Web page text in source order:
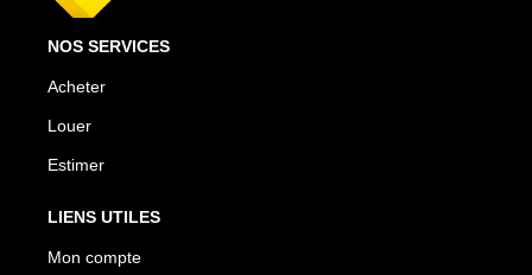
NOS SERVICES
Acheter
Louer
Estimer
LIENS UTILES
Mon compte